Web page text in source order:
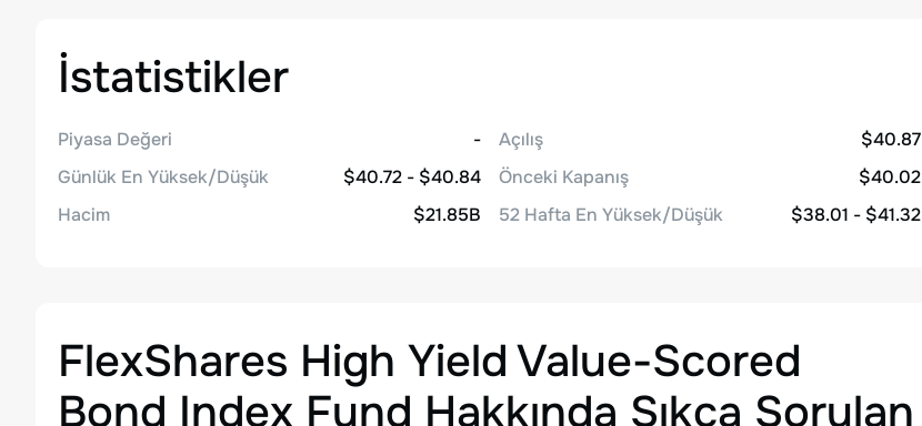
İstatistikler
Piyasa Değeri
-
Günlük En Yüksek/Düşük
$40.72 - $40.84
Hacim
$21.85B
Açılış
$40.87
Önceki Kapanış
$40.02
52 Hafta En Yüksek/Düşük
$38.01 - $41.32
FlexShares High Yield Value-Scored
Bond Index Fund Hakkında Sıkça Sorulan